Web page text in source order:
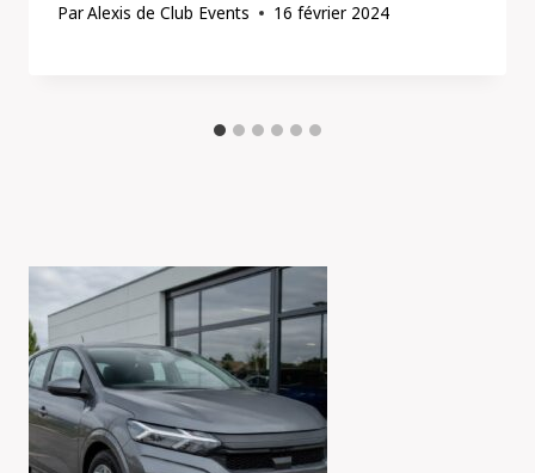
ParAlexis de Club Events 16 février 2024